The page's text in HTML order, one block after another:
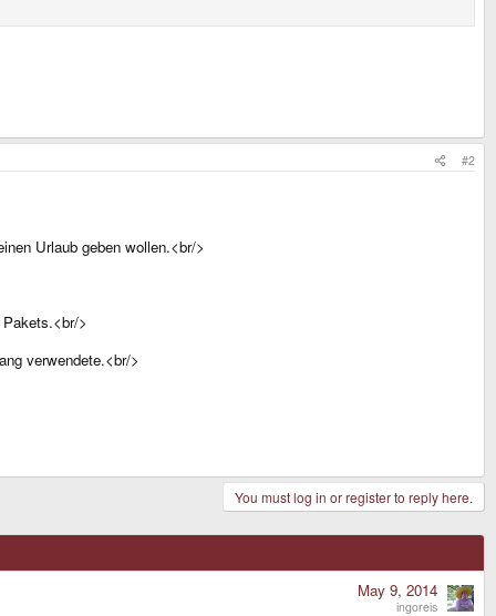
#2
Urlaub geben wollen.<br/>
>
verwendete.<br/>
You must log in or register to reply here.
May 9, 2014
ingoreis